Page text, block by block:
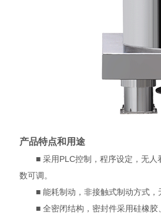
产品特点和用途
■ 采用PLC控制，程序设定，无人
数可调。
■ 能耗制动，非接触式制动方式，
■ 全密闭结构，密封件采用硅橡胶